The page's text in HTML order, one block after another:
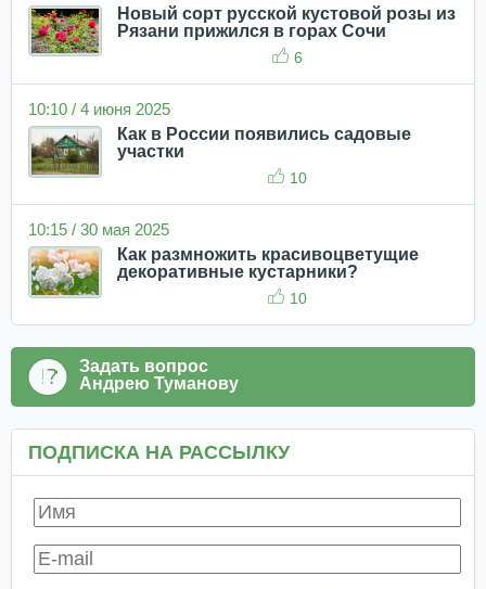
Новый сорт русской кустовой розы из
Рязани прижился в горах Сочи
6
10:10 / 4 июня 2025
Как в России появились садовые
участки
10
10:15 / 30 мая 2025
Как размножить красивоцветущие
декоративные кустарники?
10
Задать вопрос
Андрею Туманову
ПОДПИСКА НА РАССЫЛКУ